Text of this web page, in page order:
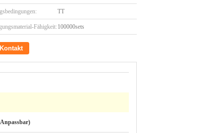
TT
Fähigkeit: 100000sets
Kontakt